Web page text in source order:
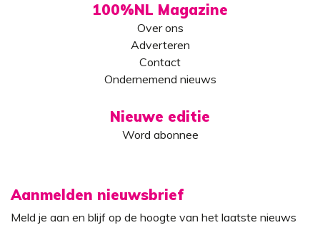
100%NL Magazine
Over ons
Adverteren
Contact
Ondernemend nieuws
Nieuwe editie
Word abonnee
Aanmelden nieuwsbrief
Meld je aan en blijf op de hoogte van het laatste nieuws